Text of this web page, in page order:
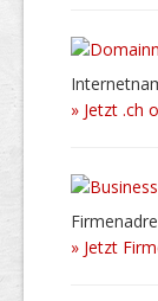
» Jetzt .ch
» Jetzt